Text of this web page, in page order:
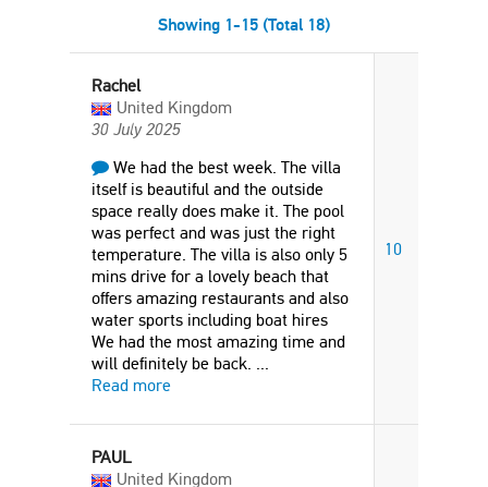
Showing 1-15 (Total 18)
Rachel
United Kingdom
30 July 2025
We had the best week. The villa
itself is beautiful and the outside
space really does make it. The pool
was perfect and was just the right
temperature. The villa is also only 5
mins drive for a lovely beach that
offers amazing restaurants and also
water sports including boat hires
We had the most amazing time and
will definitely be back. ...
Read more
10
PAUL
United Kingdom